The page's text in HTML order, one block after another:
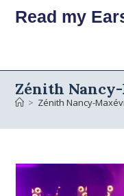
Read my
Zénith
> Zénith Nancy-